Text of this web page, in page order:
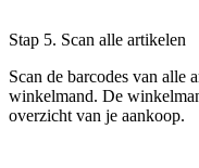
Stap 5. Scan alle artikelen
Scan de barcodes van alle
winkelmand. De
overzicht van je aankoop.